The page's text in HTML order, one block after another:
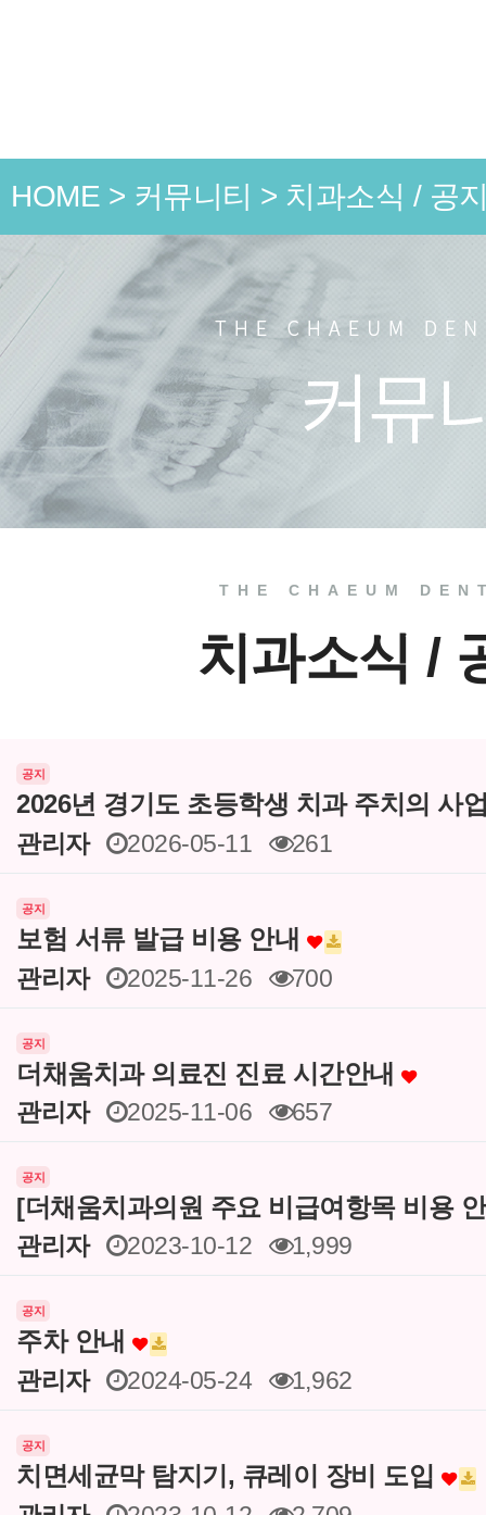
HOME > 커뮤니티 > 치과소식 / 공
치료 전
THE CHAEUM
치과소식 /
공지
2026년 경기도 초등학생 치과 주치의 사
관리자
2026-05-11 261
공지
보험 서류 발급 비용 안내
관리자
2025-11-26 700
공지
더채움치과 의료진 진료 시간안내
관리자
2025-11-06 657
공지
[더채움치과의원 주요 비급여항목 비용
관리자
2023-10-12 1,999
공지
주차 안내
관리자
2024-05-24 1,962
공지
치면세균막 탐지기, 큐레이 장비 도입